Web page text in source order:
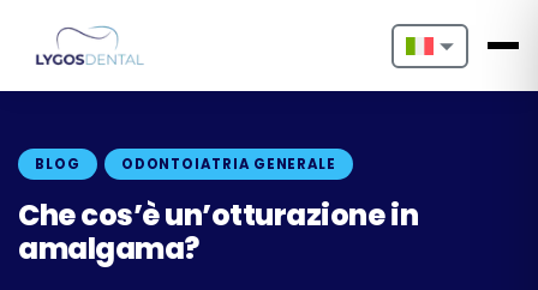
Nederlands
Français
BLOG ODONTOIATRIA GENERALE
Che cos’è un’otturazione in
amalgama?